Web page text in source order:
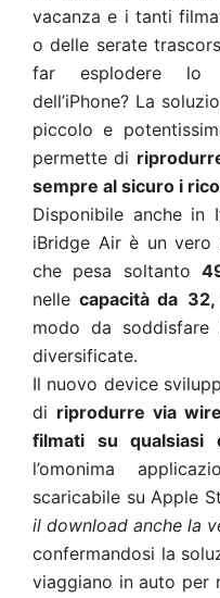
vacanza e i tanti
o delle serate
far esplodere lo
dell’iPhone? La
piccolo e
permette di
sempre al sicuro i
Disponibile anche in
iBridge Air è un
che pesa soltanto
nellecapacità da
modo da
diversificate.
Il nuovo device
di riprodurre via
filmati su qualsiasi
l’omonima
scaricabile su Apple
il download anche la
confermandosi la
viaggiano in auto per